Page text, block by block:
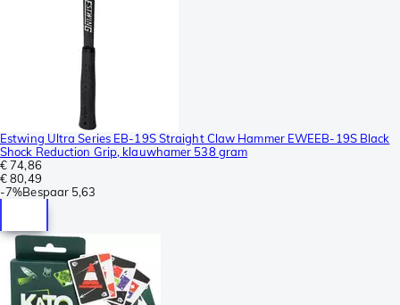
Estwing Ultra Series EB-19S Straight Claw Hammer EWEEB-19S Black
Shock Reduction Grip, klauwhamer 538 gram
€ 74,86
€ 80,49
-7%Bespaar 5,63